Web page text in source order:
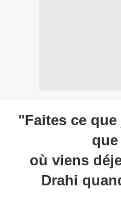
"Faites ce
où viens
Drahi